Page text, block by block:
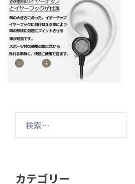
カテゴリー